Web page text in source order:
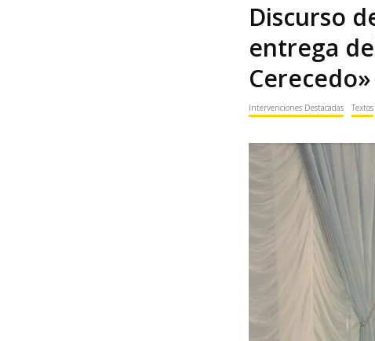
Discurso
entrega
Cerecedo»
Intervenciones Destacadas Textos